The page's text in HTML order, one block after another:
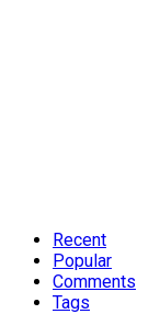
Recent
Popular
Comments
Tags